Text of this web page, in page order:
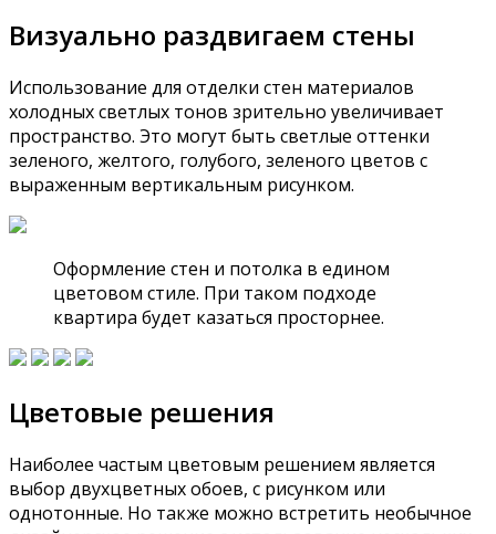
Визуально раздвигаем стены
Использование для отделки стен материалов
холодных светлых тонов зрительно увеличивает
пространство. Это могут быть светлые оттенки
зеленого, желтого, голубого, зеленого цветов с
выраженным вертикальным рисунком.
Оформление стен и потолка в едином
цветовом стиле. При таком подходе
квартира будет казаться просторнее.
Цветовые решения
Наиболее частым цветовым решением является
выбор двухцветных обоев, с рисунком или
однотонные. Но также можно встретить необычное